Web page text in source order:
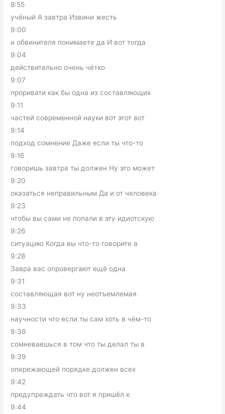
8:55
учёный А завтра Извини жесть
9:00
и обвинителя понимаете да И вот тогда
9:04
действительно очень чётко
9:07
проривати как бы одна из составляющих
9:11
частей современной науки вот этот вот
9:14
подход сомнение Даже если ты что-то
9:16
говоришь завтра ты должен Ну это может
9:20
оказаться неправильным Да и от человека
9:23
чтобы вы сами не попали в эту идиотскую
9:26
ситуацию Когда вы что-то говорите а
9:28
Завра вас опровергают ещё одна
9:31
составляющая вот ну неотъемлемая
9:33
научности что если ты сам хоть в чём-то
9:36
сомневаешься в том что ты делал ты в
9:39
опережающей порядке должен всех
9:42
предупреждать что вот я пришёл к
9:44